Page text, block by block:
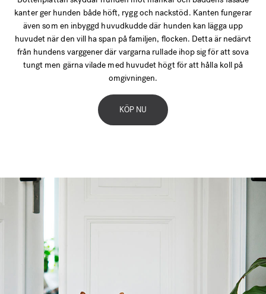
kanter ger hunden både höft, rygg och nackstöd. Kanten fungerar
även som en inbyggd huvudkudde där hunden kan lägga upp
huvudet när den vill ha span på familjen, flocken. Detta är nedärvt
från hundens varggener där vargarna rullade ihop sig för att sova
tungt men gärna vilade med huvudet högt för att hålla koll på
omgivningen.
KÖP NU